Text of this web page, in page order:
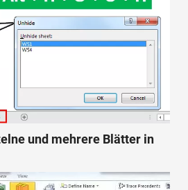
und mehrere Blätter in